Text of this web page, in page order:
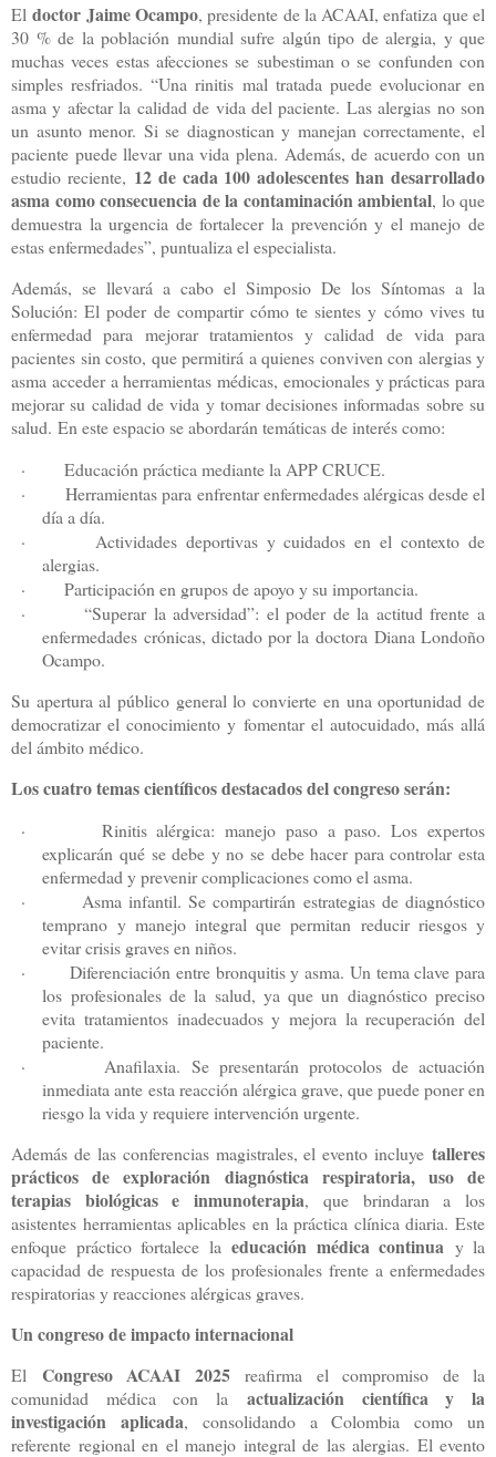
Eldoctor Jaime Ocampo, presidente de la ACAAI, enfatiza que el
30 % de la población mundial sufre algún tipo de alergia, y que
muchas veces estas afecciones se subestiman o se confunden con
simples resfriados. “Una rinitis mal tratada puede evolucionar en
asma y afectar la calidad de vida del paciente. Las alergias no son
un asunto menor. Si se diagnostican y manejan correctamente, el
paciente puede llevar una vida plena. Además, de acuerdo con un
estudio reciente, 12 de cada 100 adolescentes han desarrollado
asma como consecuencia de la contaminación ambiental, lo que
demuestra la urgencia de fortalecer la prevención y el manejo de
estas enfermedades”, puntualiza el especialista.
Además, se llevará a cabo el Simposio De los Síntomas a la
Solución: El poder de compartir cómo te sientes y cómo vives tu
enfermedad para mejorar tratamientos y calidad de vida para
pacientes sin costo, que permitirá a quienes conviven con alergias y
asma acceder a herramientas médicas, emocionales y prácticas para
mejorar su calidad de vida y tomar decisiones informadas sobre su
salud. En este espacio se abordarán temáticas de interés como:
·
Educación práctica mediante la APP CRUCE.
·
Herramientas para enfrentar enfermedades alérgicas desde el
día a día.
·
Actividades deportivas y cuidados en el contexto de
alergias.
·
Participación en grupos de apoyo y su importancia.
·
“Superar la adversidad”: el poder de la actitud frente a
enfermedades crónicas, dictado por la doctora Diana Londoño
Ocampo.
Su apertura al público general lo convierte en una oportunidad de
democratizar el conocimiento y fomentar el autocuidado, más allá
del ámbito médico.
Los cuatro temas científicos destacados del congreso serán:
·
Rinitis alérgica: manejo paso a paso. Los expertos
explicarán qué se debe y no se debe hacer para controlar esta
enfermedad y prevenir complicaciones como el asma.
·
Asma infantil. Se compartirán estrategias de diagnóstico
temprano y manejo integral que permitan reducir riesgos y
evitar crisis graves en niños.
·
Diferenciación entre bronquitis y asma. Un tema clave para
los profesionales de la salud, ya que un diagnóstico preciso
evita tratamientos inadecuados y mejora la recuperación del
paciente.
·
Anafilaxia. Se presentarán protocolos de actuación
inmediata ante esta reacción alérgica grave, que puede poner en
riesgo la vida y requiere intervención urgente.
Además de las conferencias magistrales, el evento incluye talleres
prácticos de exploración diagnóstica respiratoria, uso de
terapias biológicas e inmunoterapia, que brindaran a los
asistentes herramientas aplicables en la práctica clínica diaria. Este
enfoque práctico fortalece la educación médica continua y la
capacidad de respuesta de los profesionales frente a enfermedades
respiratorias y reacciones alérgicas graves.
Un congreso de impacto internacional
El Congreso ACAAI 2025reafirma el compromiso de la
comunidad médica con la actualización científica y la
investigación aplicada, consolidando a Colombia como un
referente regional en el manejo integral de las alergias. El evento